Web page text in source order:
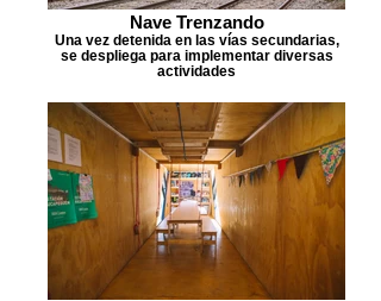
Nave Trenzando
Una vez detenida en las vías secundarias,
se despliega para implementar diversas
actividades